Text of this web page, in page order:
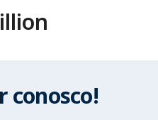
conosco!